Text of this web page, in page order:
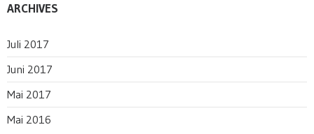
ARCHIVES
Juli 2017
Juni 2017
Mai 2017
Mai 2016